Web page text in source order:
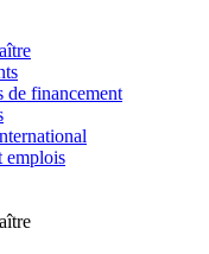
de financement
emplois